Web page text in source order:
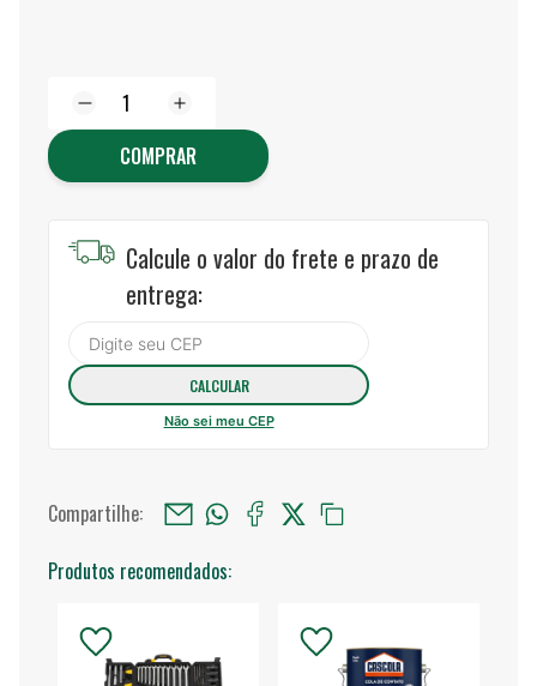
COMPRAR
Calcule o valor do frete e prazo de
entrega:
Não sei meu CEP
Compartilhe:
Produtos recomendados: